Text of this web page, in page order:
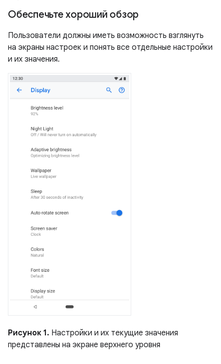
Обеспечьте хороший обзор
Пользователи должны иметь возможность взглянуть
на экраны настроек и понять все отдельные настройки
и их значения.
Рисунок 1. Настройки и их текущие значения
представлены на экране верхнего уровня